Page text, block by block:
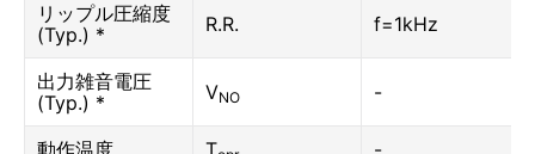
リップル圧縮度
(Typ.) *
R.R. f=1kHz
出力雑音電圧
(Typ.) *
VNO -
動作温度 T
-